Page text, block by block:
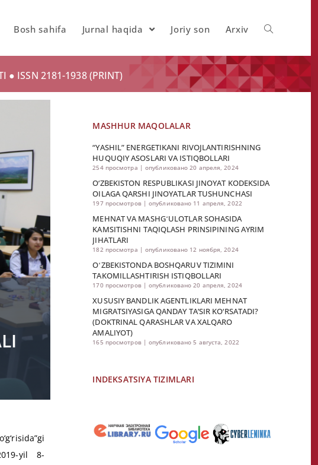
Bosh sahifa Jurnal haqida Joriy son Arxiv
● ISSN 2181-1938 (PRINT)
yil 8-
MASHHUR MAQOLALAR
“YASHIL” ENERGETIKANI RIVOJLANTIRISHNING
HUQUQIY ASOSLARI VA ISTIQBOLLARI
254 просмотра | опубликовано 20 апреля, 2024
O‘ZBEKISTON RESPUBLIKASI JINOYAT KODEKSIDA
OILAGA QARSHI JINOYATLAR TUSHUNCHASI
197 просмотров|опубликовано 11 апреля, 2022
MEHNAT VA MASHGʻULOTLAR SOHASIDA
KAMSITISHNI TAQIQLASH PRINSIPINING AYRIM
JIHATLARI
182 просмотра | опубликовано 12 ноября, 2024
OʻZBEKISTONDA BOSHQARUV TIZIMINI
TAKOMILLASHTIRISH ISTIQBOLLARI
170 просмотров|опубликовано 20 апреля, 2024
XUSUSIY BANDLIK AGENTLIKLARI MEHNAT
MIGRATSIYASIGA QANDAY TA’SIR KO‘RSATADI?
(DOKTRINAL QARASHLAR VA XALQARO
AMALIYOT)
165 просмотров|опубликовано 5 августа, 2022
INDEKSATSIYA TIZIMLARI